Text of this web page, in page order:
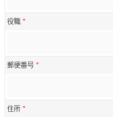
役職*
郵便番号*
住所*